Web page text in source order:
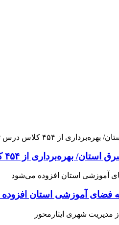
از ۴۵۴ کلاس درس تا مهرماه